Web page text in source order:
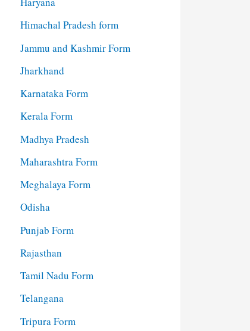
Himachal Pradesh form
Jammu and Kashmir Form
Jharkhand
Karnataka Form
Kerala Form
Madhya Pradesh
Maharashtra Form
Meghalaya Form
Odisha
Punjab Form
Rajasthan
Tamil Nadu Form
Telangana
Tripura Form